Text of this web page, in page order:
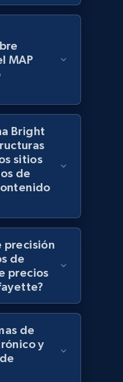
Sku, Other pn,
name, and
Comenzar ahora
on products using
Sku, Other pn,
Comenzar ahora
by category
Sku, Other pn,
name, and
MAP
Bright
sitios
de
precisión
de
precios
de
y